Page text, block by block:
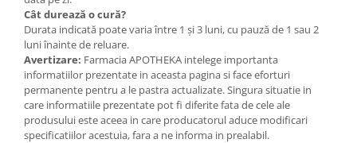
Cât durează o cură?
Durata indicată poate varia între 1 și 3 luni, cu pauză de 1 sau 2
luni înainte de reluare.
Avertizare: Farmacia APOTHEKA intelege importanta
informatiilor prezentate in aceasta pagina si face eforturi
permanente pentru a le pastra actualizate. Singura situatie in
care informatiile prezentate pot fi diferite fata de cele ale
produsului este aceea in care producatorul aduce modificari
specificatiilor acestuia, fara a ne informa in prealabil.